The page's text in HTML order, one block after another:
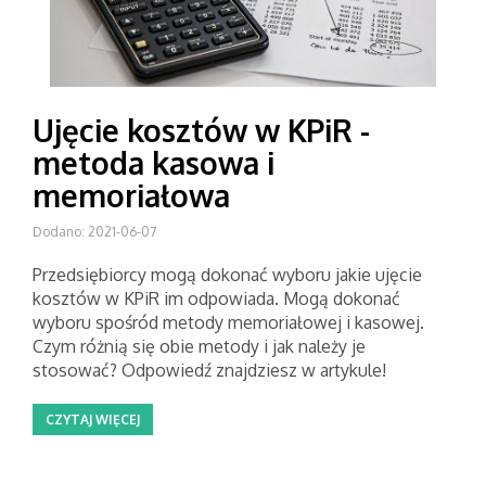
Ujęcie kosztów w KPiR -
metoda kasowa i
memoriałowa
Dodano: 2021-06-07
Przedsiębiorcy mogą dokonać wyboru jakie ujęcie
kosztów w KPiR im odpowiada. Mogą dokonać
wyboru spośród metody memoriałowej i kasowej.
Czym różnią się obie metody i jak należy je
stosować? Odpowiedź znajdziesz w artykule!
CZYTAJ WIĘCEJ